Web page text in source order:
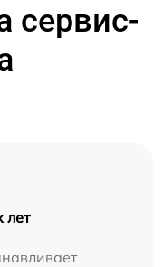
сервис-
лет